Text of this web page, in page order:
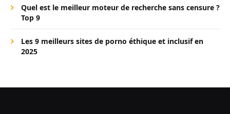
Quel est le meilleur moteur de recherche sans censure ?
Top 9
Les 9 meilleurs sites de porno éthique et inclusif en
2025